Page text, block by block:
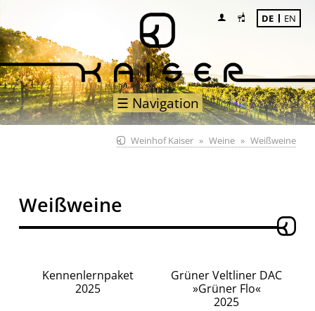
☰ Navigation
DE EN
Weinhof Kaiser Weine Weißweine
Weißweine
Kennenlernpaket
2025
Grüner Veltliner DAC
»Grüner Flo«
2025